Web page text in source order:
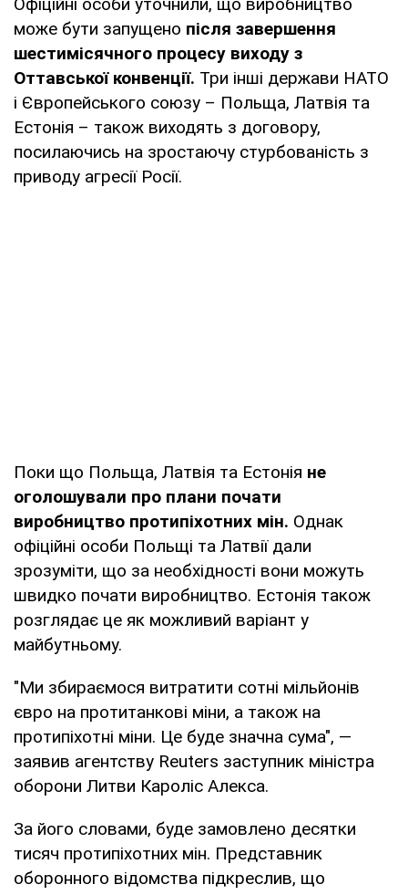
може бути запущено після завершення
шестимісячного процесу виходу з
Оттавської конвенції. Три інші держави НАТО
і Європейського союзу – Польща, Латвія та
Естонія – також виходять з договору,
посилаючись на зростаючу стурбованість з
приводу агресії Росії.
Поки що Польща, Латвія та Естонія не
оголошували про плани почати
виробництво протипіхотних мін. Однак
офіційні особи Польщі та Латвії дали
зрозуміти, що за необхідності вони можуть
швидко почати виробництво. Естонія також
розглядає це як можливий варіант у
майбутньому.
"Ми збираємося витратити сотні мільйонів
євро на протитанкові міни, а також на
протипіхотні міни. Це буде значна сума", —
заявив агентству Reuters заступник міністра
оборони Литви Кароліс Алекса.
За його словами, буде замовлено десятки
тисяч протипіхотних мін. Представник
оборонного відомства підкреслив, що